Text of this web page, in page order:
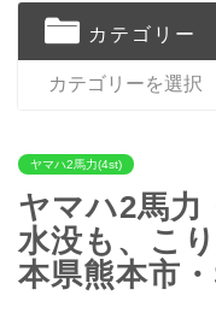
カテゴリー
ヤマハ2馬力(4st)
ヤマハ2馬力
水没も、こ
本県熊本市・